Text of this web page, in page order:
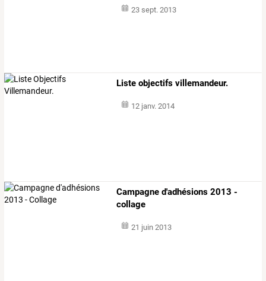
23 sept. 2013
Liste objectifs villemandeur.
12 janv. 2014
Campagne d'adhésions 2013 -
collage
21 juin 2013